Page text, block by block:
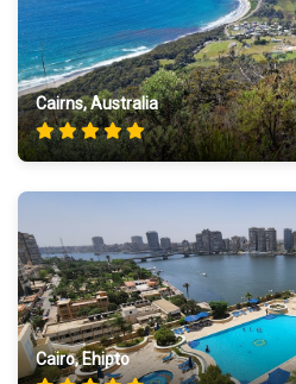
Cairns, Australia
Cairo, Ehipto